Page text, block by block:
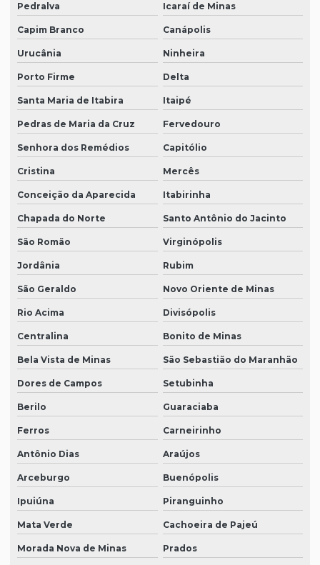
Pedralva Icaraí de Minas
Capim Branco Canápolis
Urucânia Ninheira
Porto Firme Delta
Santa Maria de Itabira Itaipé
Pedras de Maria da Cruz Fervedouro
Senhora dos Remédios Capitólio
Cristina Mercês
Conceição da Aparecida Itabirinha
Chapada do Norte Santo Antônio do Jacinto
São Romão Virginópolis
Jordânia Rubim
São Geraldo Novo Oriente de Minas
Rio Acima Divisópolis
Centralina Bonito de Minas
Bela Vista de Minas São Sebastião do Maranhão
Dores de Campos Setubinha
Berilo Guaraciaba
Ferros Carneirinho
Antônio Dias Araújos
Arceburgo Buenópolis
Ipuiúna Piranguinho
Mata Verde Cachoeira de Pajeú
Morada Nova de Minas Prados